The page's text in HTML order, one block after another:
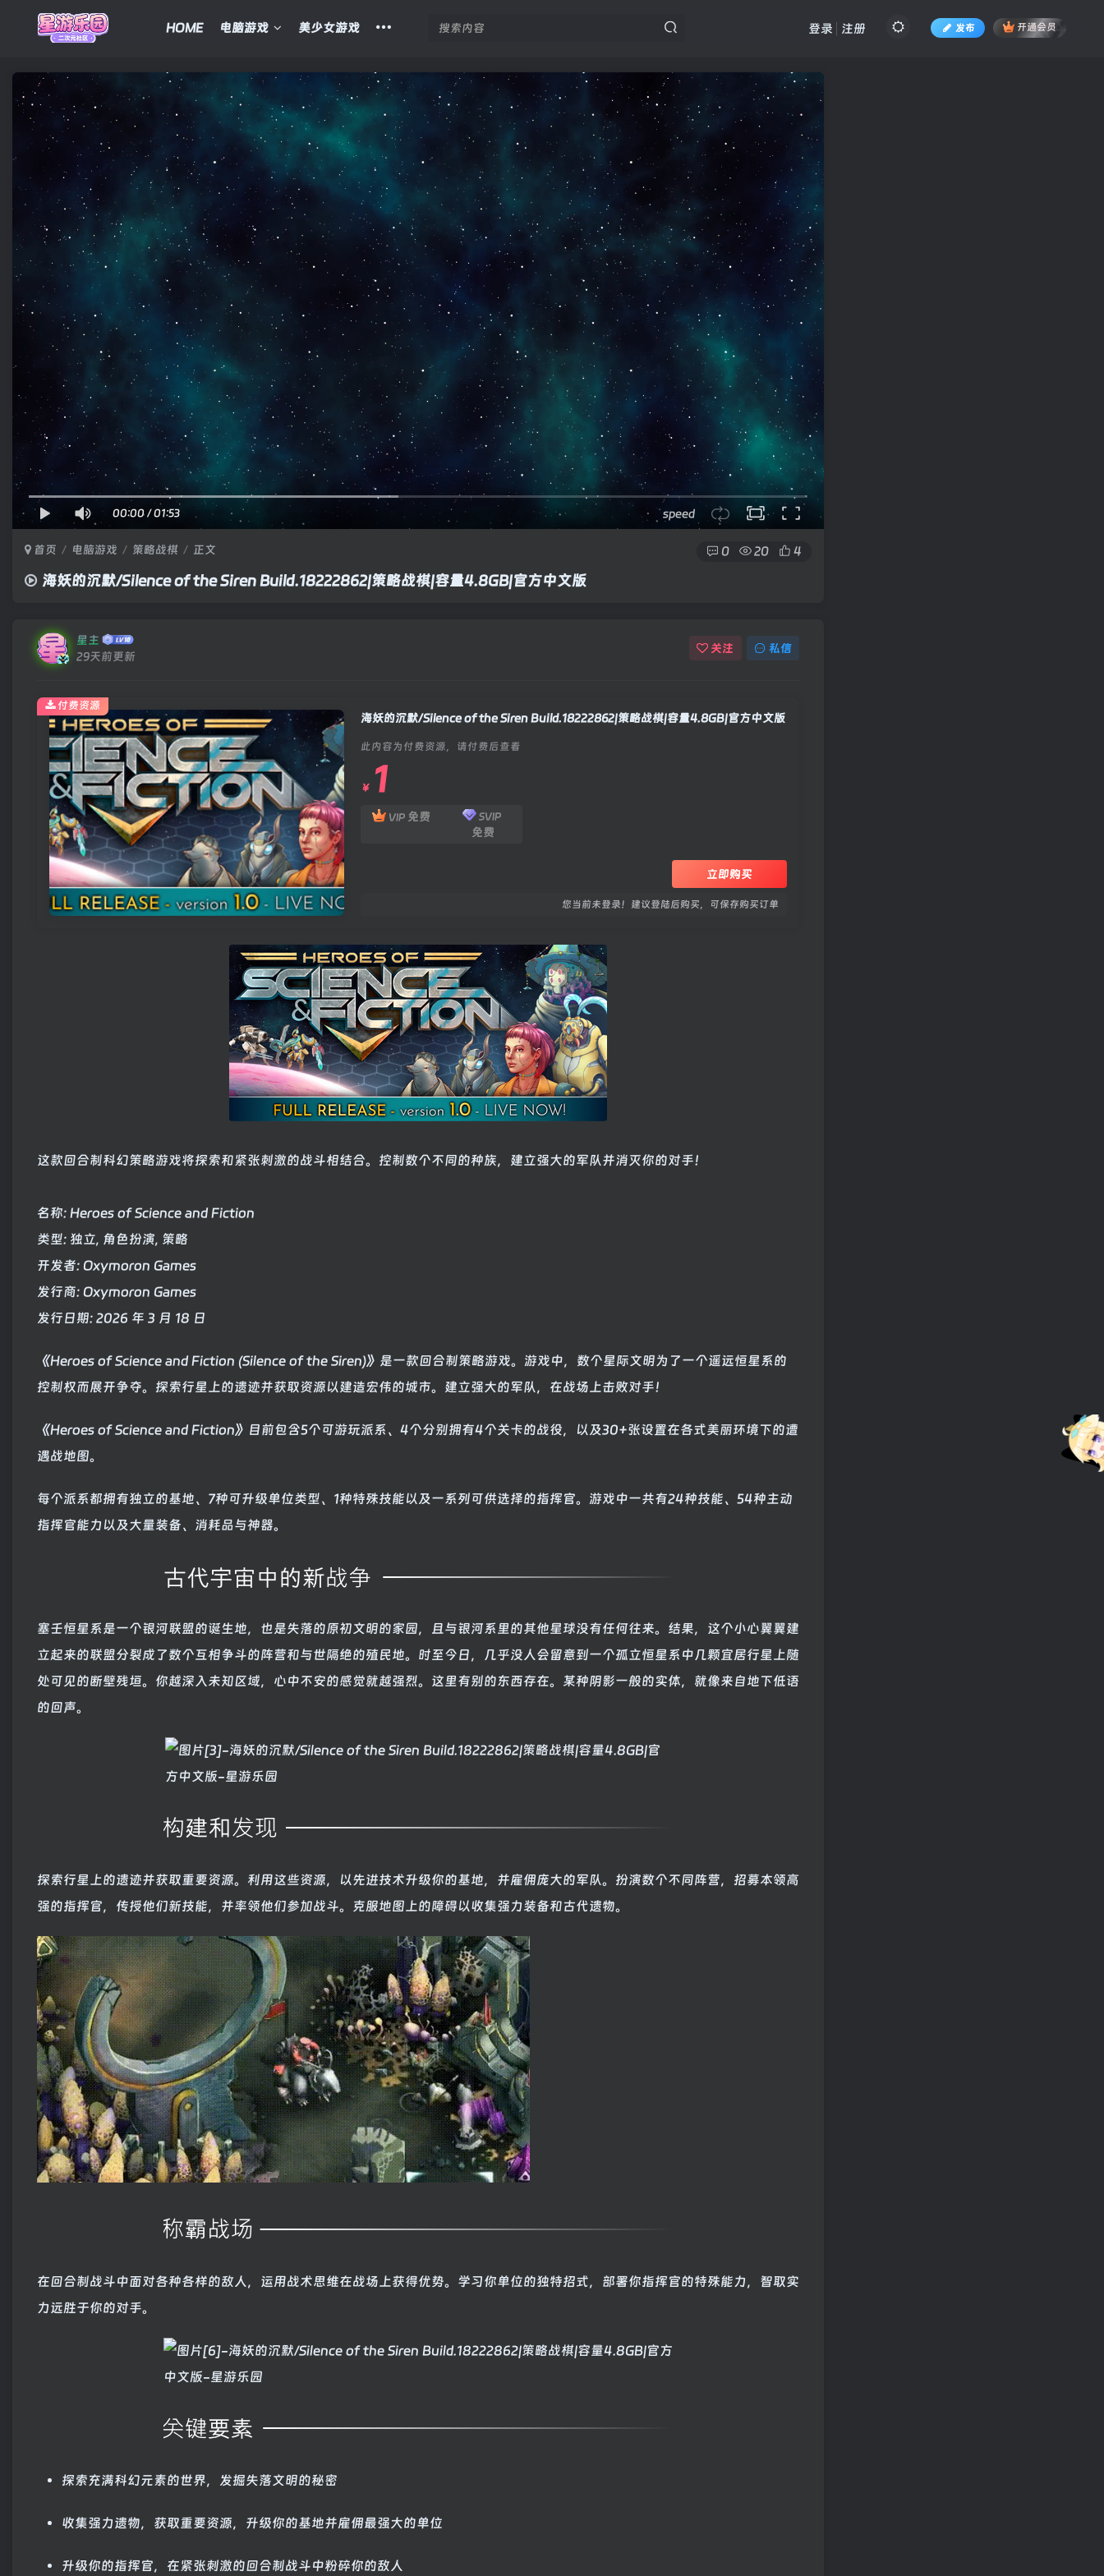
HOME 电脑游戏 美少女游戏 发布 开通会员
登录 注册
00:00 /01:53 speed
首页 电脑游戏 策略战棋 正文 0 20 4
海妖的沉默/Silence of the Siren Build.18222862|策略战棋|容量4.8GB|官方中文版
星主
29天前更新
关注 私信
海妖的沉默/Silence of the Siren Build.18222862|策略战棋|容量4.8GB|官方中文版
此内容为付费资源，请付费后查看
￥ 1
VIP 免费 SVIP
免费
立即购买
您当前未登录！建议登陆后购买，可保存购买订单
付费资源
这款回合制科幻策略游戏将探索和紧张刺激的战斗相结合。控制数个不同的种族，建立强大的军队并消灭你的对手！
名称: Heroes of Science and Fiction
类型: 独立, 角色扮演, 策略
开发者: Oxymoron Games
发行商: Oxymoron Games
发行日期: 2026 年 3 月 18 日
《Heroes of Science and Fiction (Silence of the Siren)》是一款回合制策略游戏。游戏中，数个星际文明为了一个遥远恒星系的
控制权而展开争夺。探索行星上的遗迹并获取资源以建造宏伟的城市。建立强大的军队，在战场上击败对手！
《Heroes of Science and Fiction》目前包含5个可游玩派系、4个分别拥有4个关卡的战役，以及30+张设置在各式美丽环境下的遭
遇战地图。
每个派系都拥有独立的基地、7种可升级单位类型、1种特殊技能以及一系列可供选择的指挥官。游戏中一共有24种技能、54种主动
指挥官能力以及大量装备、消耗品与神器。
塞壬恒星系是一个银河联盟的诞生地，也是失落的原初文明的家园，且与银河系里的其他星球没有任何往来。结果，这个小心翼翼建
立起来的联盟分裂成了数个互相争斗的阵营和与世隔绝的殖民地。时至今日，几乎没人会留意到一个孤立恒星系中几颗宜居行星上随
处可见的断壁残垣。你越深入未知区域，心中不安的感觉就越强烈。这里有别的东西存在。某种阴影一般的实体，就像来自地下低语
的回声。
探索行星上的遗迹并获取重要资源。利用这些资源，以先进技术升级你的基地，并雇佣庞大的军队。扮演数个不同阵营，招募本领高
强的指挥官，传授他们新技能，并率领他们参加战斗。克服地图上的障碍以收集强力装备和古代遗物。
在回合制战斗中面对各种各样的敌人，运用战术思维在战场上获得优势。学习你单位的独特招式，部署你指挥官的特殊能力，智取实
力远胜于你的对手。
探索充满科幻元素的世界，发掘失落文明的秘密
收集强力遗物，获取重要资源，升级你的基地并雇佣最强大的单位
升级你的指挥官，在紧张刺激的回合制战斗中粉碎你的敌人